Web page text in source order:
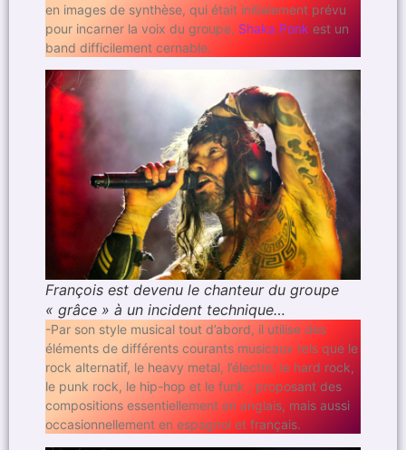
en images de synthèse, qui était initialement prévu
pour incarner la voix du groupe, Shaka Ponk est un
band difficilement cernable.
François est devenu le chanteur du groupe
« grâce » à un incident technique…
-Par son style musical tout d’abord, il utilise des
éléments de différents courants musicaux tels que le
rock alternatif, le heavy metal, l’électro, le hard rock,
le punk rock, le hip-hop et le funk ; proposant des
compositions essentiellement en anglais, mais aussi
occasionnellement en espagnol et français.